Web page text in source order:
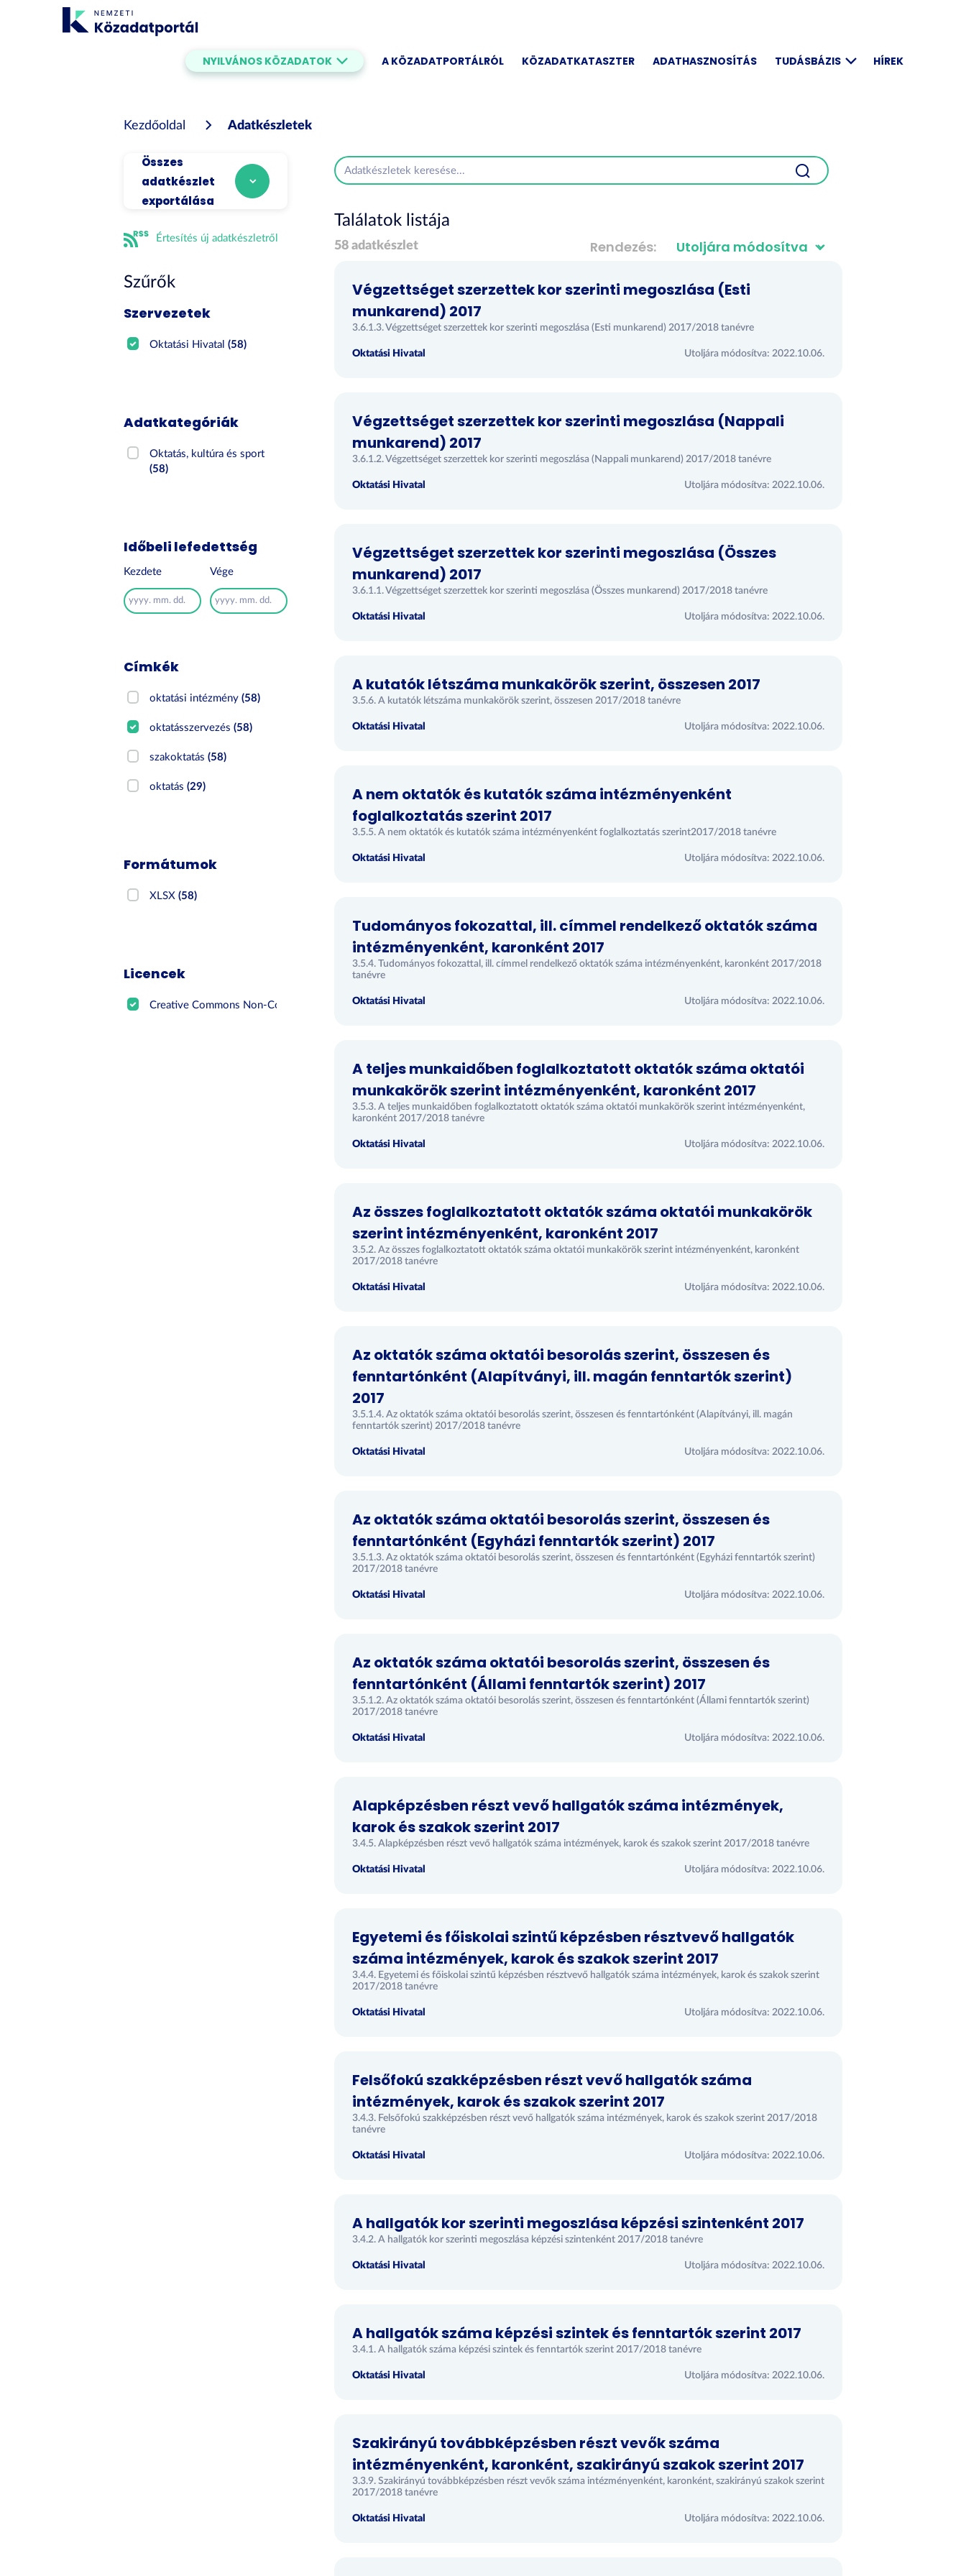
NYILVÁNOS KÖZADATOK A KÖZADATPORTÁLRÓL KÖZADATKATASZTER ADATHASZNOSÍTÁS TUDÁSBÁZIS HÍREK
Kezdőoldal Adatkészletek
Összes
adatkészlet
exportálása
Értesítés új adatkészletről
Szűrők
Szervezetek
Oktatási Hivatal(58)
Adatkategóriák
Oktatás, kultúra és sport
(58)
Időbeli lefedettség
Kezdete Vége
Címkék
oktatási intézmény(58)
oktatásszervezés(58)
szakoktatás(58)
oktatás(29)
Formátumok
XLSX(58)
Licencek
Creative Commons Non-Commer...
Rendezés
Találatok listája
58 adatkészlet
Végzettséget szerzettek kor szerinti megoszlása (Esti
munkarend) 2017
3.6.1.3. Végzettséget szerzettek kor szerinti megoszlása (Esti munkarend) 2017/2018 tanévre
Oktatási Hivatal Utoljára módosítva: 2022.10.06.
Végzettséget szerzettek kor szerinti megoszlása (Nappali
munkarend) 2017
3.6.1.2. Végzettséget szerzettek kor szerinti megoszlása (Nappali munkarend) 2017/2018 tanévre
Oktatási Hivatal Utoljára módosítva: 2022.10.06.
Végzettséget szerzettek kor szerinti megoszlása (Összes
munkarend) 2017
3.6.1.1. Végzettséget szerzettek kor szerinti megoszlása (Összes munkarend) 2017/2018 tanévre
Oktatási Hivatal Utoljára módosítva: 2022.10.06.
A kutatók létszáma munkakörök szerint, összesen 2017
3.5.6. A kutatók létszáma munkakörök szerint, összesen 2017/2018 tanévre
Oktatási Hivatal Utoljára módosítva: 2022.10.06.
A nem oktatók és kutatók száma intézményenként
foglalkoztatás szerint 2017
3.5.5. A nem oktatók és kutatók száma intézményenként foglalkoztatás szerint2017/2018 tanévre
Oktatási Hivatal Utoljára módosítva: 2022.10.06.
Tudományos fokozattal, ill. címmel rendelkező oktatók száma
intézményenként, karonként 2017
3.5.4. Tudományos fokozattal, ill. címmel rendelkező oktatók száma intézményenként, karonként 2017/2018
tanévre
Oktatási Hivatal Utoljára módosítva: 2022.10.06.
A teljes munkaidőben foglalkoztatott oktatók száma oktatói
munkakörök szerint intézményenként, karonként 2017
3.5.3. A teljes munkaidőben foglalkoztatott oktatók száma oktatói munkakörök szerint intézményenként,
karonként 2017/2018 tanévre
Oktatási Hivatal Utoljára módosítva: 2022.10.06.
Az összes foglalkoztatott oktatók száma oktatói munkakörök
szerint intézményenként, karonként 2017
3.5.2. Az összes foglalkoztatott oktatók száma oktatói munkakörök szerint intézményenként, karonként
2017/2018 tanévre
Oktatási Hivatal Utoljára módosítva: 2022.10.06.
Az oktatók száma oktatói besorolás szerint, összesen és
fenntartónként (Alapítványi, ill. magán fenntartók szerint)
2017
3.5.1.4. Az oktatók száma oktatói besorolás szerint, összesen és fenntartónként (Alapítványi, ill. magán
fenntartók szerint) 2017/2018 tanévre
Oktatási Hivatal Utoljára módosítva: 2022.10.06.
Az oktatók száma oktatói besorolás szerint, összesen és
fenntartónként (Egyházi fenntartók szerint) 2017
3.5.1.3. Az oktatók száma oktatói besorolás szerint, összesen és fenntartónként (Egyházi fenntartók szerint)
2017/2018 tanévre
Oktatási Hivatal Utoljára módosítva: 2022.10.06.
Az oktatók száma oktatói besorolás szerint, összesen és
fenntartónként (Állami fenntartók szerint) 2017
3.5.1.2. Az oktatók száma oktatói besorolás szerint, összesen és fenntartónként (Állami fenntartók szerint)
2017/2018 tanévre
Oktatási Hivatal Utoljára módosítva: 2022.10.06.
Alapképzésben részt vevő hallgatók száma intézmények,
karok és szakok szerint 2017
3.4.5. Alapképzésben részt vevő hallgatók száma intézmények, karok és szakok szerint 2017/2018 tanévre
Oktatási Hivatal Utoljára módosítva: 2022.10.06.
Egyetemi és főiskolai szintű képzésben résztvevő hallgatók
száma intézmények, karok és szakok szerint 2017
3.4.4. Egyetemi és főiskolai szintű képzésben résztvevő hallgatók száma intézmények, karok és szakok szerint
2017/2018 tanévre
Oktatási Hivatal Utoljára módosítva: 2022.10.06.
Felsőfokú szakképzésben részt vevő hallgatók száma
intézmények, karok és szakok szerint 2017
3.4.3. Felsőfokú szakképzésben részt vevő hallgatók száma intézmények, karok és szakok szerint 2017/2018
tanévre
Oktatási Hivatal Utoljára módosítva: 2022.10.06.
A hallgatók kor szerinti megoszlása képzési szintenként 2017
3.4.2. A hallgatók kor szerinti megoszlása képzési szintenként 2017/2018 tanévre
Oktatási Hivatal Utoljára módosítva: 2022.10.06.
A hallgatók száma képzési szintek és fenntartók szerint 2017
3.4.1. A hallgatók száma képzési szintek és fenntartók szerint 2017/2018 tanévre
Oktatási Hivatal Utoljára módosítva: 2022.10.06.
Szakirányú továbbképzésben részt vevők száma
intézményenként, karonként, szakirányú szakok szerint 2017
3.3.9. Szakirányú továbbképzésben részt vevők száma intézményenként, karonként, szakirányú szakok szerint
2017/2018 tanévre
Oktatási Hivatal Utoljára módosítva: 2022.10.06.